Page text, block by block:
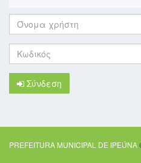
χρήστη:
Σύνδεση
PREFEITURA MUNICIPAL DE IPEÚNA